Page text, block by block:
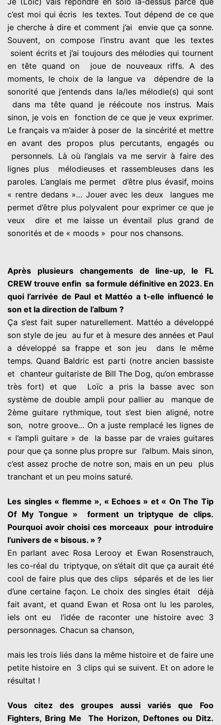
c’est moi qui écris
les textes. Tout dépend de ce que
je cherche à dire et comment j’ai
envie que ça sonne.
Souvent, on compose l’instru avant que les textes
soient écrits et j’ai toujours des mélodies qui tournent
en tête quand on
joue de nouveaux riffs. A des
moments, le choix de la langue va
dépendre de la
sonorité que j’entends dans la/les mélodie(s) qui sont
dans ma tête quand je réécoute nos instrus. Mais
sinon, je vois en fonction de ce que je veux exprimer.
Le français va m’aider à poser de la sincérité et mettre
en avant des propos plus percutants, engagés ou
personnels. Là où l’anglais va me servir à faire des
lignes plus
mélodieuses et rassembleuses dans les
paroles. L’anglais me permet
d’être plus évasif, moins
« rentre dedans »… Jouer avec les deux
langues me
permet d’être plus polyvalent pour exprimer ce que je
veux
dire et me laisse un éventail plus grand de
sonorités et de « moods » pour nos chansons.
Après plusieurs changements de line-up, le FL
CREW trouve enfin sa formule définitive en 2023. En
quoi l’arrivée de Paul et Mattéo a t-elle influencé le
son et la direction de l’album ?
Ça s’est fait super naturellement. Mattéo a développé
son style de jeu au fur et à mesure des années et Paul
a développé sa frappe et son jeu
dans le même
temps. Quand Baldric est parti (notre ancien bassiste
et chanteur guitariste de Bill The Dog, qu’on embrasse
très fort) et que
Loïc a pris la basse avec son
système de double ampli pour pallier au
manque de
2ème guitare rythmique, tout s’est bien aligné, notre
son,
notre groove… On a juste remplacé les lignes de
« l’ampli guitare » de
la basse par de vraies guitares
pour que ça sonne plus propre sur l’album. Mais sinon,
c’est assez proche de notre son, mais en un peu
plus
tranchant et un peu moins saturé.
Les singles « flemme », « Echoes » et « On The Tip
Of My Tongue »
forment un triptyque de clips.
Pourquoi avoir choisi ces morceaux pour introduire
l’univers de « bisous. » ?
En parlant avec Rosa Lerooy et Ewan Rosenstrauch,
les co-réal du triptyque, on s’était dit que ça aurait été
cool de faire plus que des clips
séparés et de les lier
d’une certaine façon. Le choix des singles était
déjà
fait avant, et quand Ewan et Rosa ont lu les paroles,
iels ont eu
l’idée de raconter une histoire avec 3
personnages. Chacun sa chanson,
mais les trois liés dans la même histoire et de faire une
petite histoire en 3 clips qui se suivent. Et on adore le
résultat !
Vous citez des groupes aussi variés que Foo
Fighters, Bring Me
The Horizon, Deftones ou Ditz.